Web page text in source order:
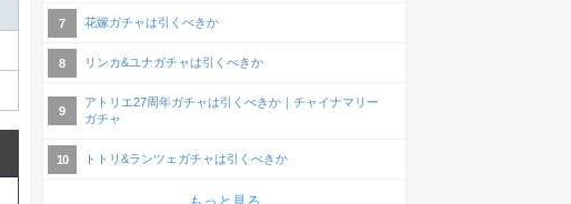
花嫁ガチャは引くべきか
リンカ&ユナガチャは引くべきか
アトリエ27周年ガチャは引くべきか｜チャイナマリー
ガチャ
トトリ&ランツェガチャは引くべきか